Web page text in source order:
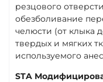
резцового
обезболивание
челюсти (от клыка
твердых и мягких
используемого
STA